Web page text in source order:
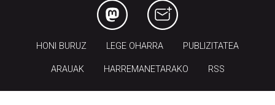
HONI BURUZ LEGE OHARRA PUBLIZITATEA
ARAUAK HARREMANETARAKO RSS